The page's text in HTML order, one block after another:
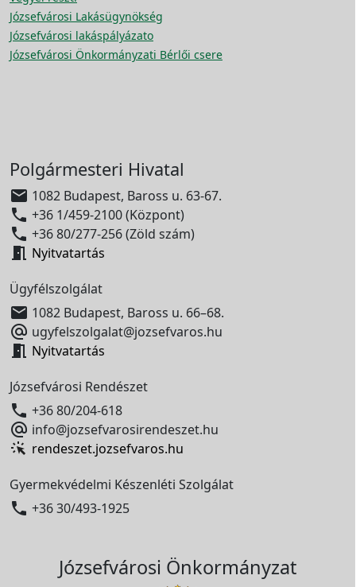
Józsefvárosi Lakásügynökség
Józsefvárosi lakáspályázato
Józsefvárosi Önkormányzati Bérlői csere
Polgármesteri Hivatal
 1082 Budapest, Baross u. 63-67.
 +36 1/459-2100 (Központ)
 +36 80/277-256 (Zöld szám)
 Nyitvatartás
Ügyfélszolgálat
 1082 Budapest, Baross u. 66–68.
 ugyfelszolgalat@jozsefvaros.hu
 Nyitvatartás
Józsefvárosi Rendészet
 +36 80/204-618
 info@jozsefvarosirendeszet.hu
rendeszet.jozsefvaros.hu
Gyermekvédelmi Készenléti Szolgálat
 +36 30/493-1925
Józsefvárosi Önkormányzat